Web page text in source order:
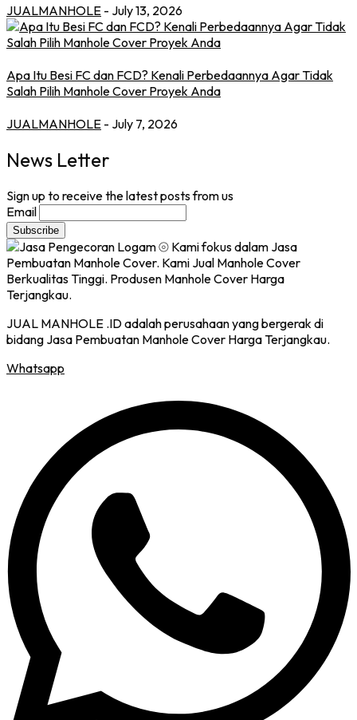
JUALMANHOLE - July 13, 2026
Apa Itu Besi FC dan FCD? Kenali Perbedaannya Agar Tidak
Salah Pilih Manhole Cover Proyek Anda
JUALMANHOLE - July 7, 2026
News Letter
Sign up to receive the latest posts from us
Email
JUAL MANHOLE .ID adalah perusahaan yang bergerak di
bidang Jasa Pembuatan Manhole Cover Harga Terjangkau.
Whatsapp